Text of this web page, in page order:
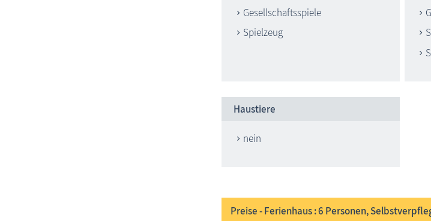
Gesellschaftsspiele
Spielzeug
Haustiere
nein
Preise - Ferienhaus : 6 Personen,